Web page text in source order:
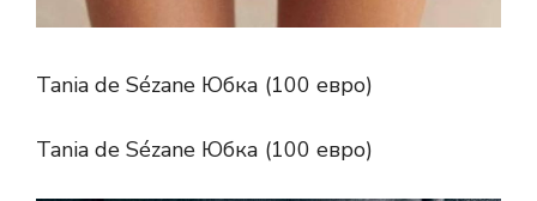
Tania de Sézane Юбка (100 евро)
Tania de Sézane Юбка (100 евро)